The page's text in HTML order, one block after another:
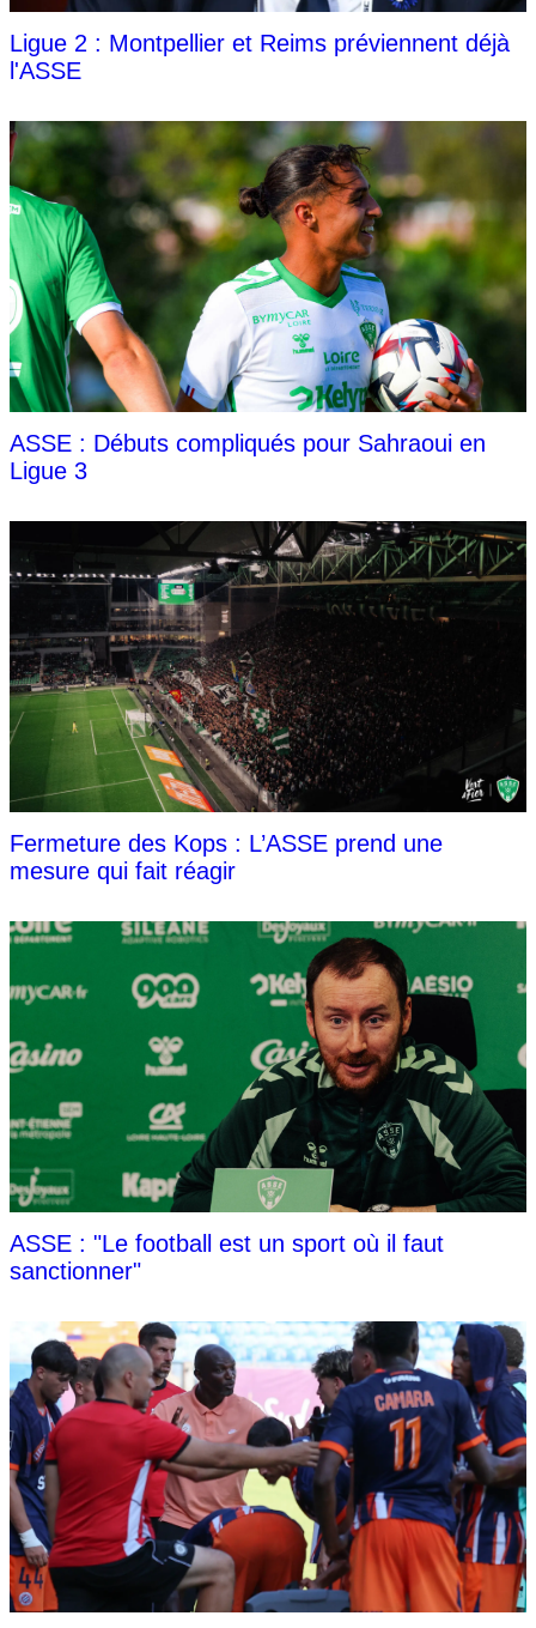
Ligue 2 : Montpellier et Reims préviennent déjà
l'ASSE
ASSE : Débuts compliqués pour Sahraoui en
Ligue 3
Fermeture des Kops : L’ASSE prend une
mesure qui fait réagir
ASSE : "Le football est un sport où il faut
sanctionner"